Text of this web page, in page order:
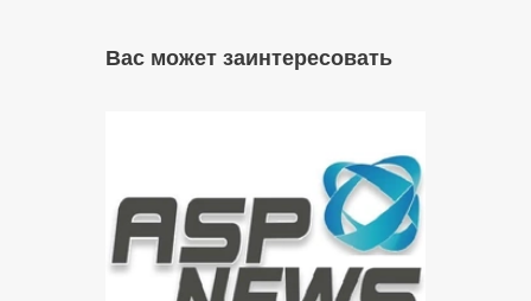
Вас может заинтересовать